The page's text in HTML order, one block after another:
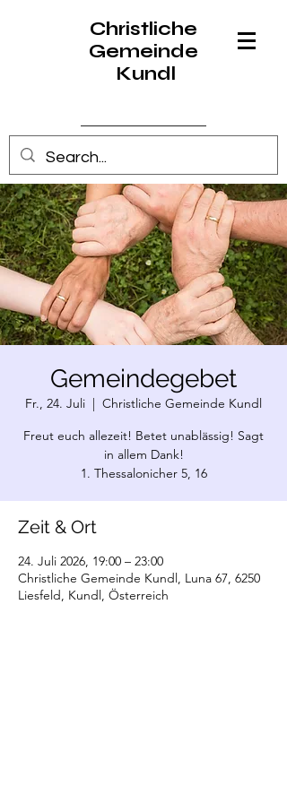
Christliche
Gemeinde
Kundl
Anmelden
Gemeindegebet
Fr., 24. Juli
  |
Christliche Gemeinde Kundl
Freut euch allezeit! Betet unablässig! Sagt
in allem Dank!
1. Thessalonicher 5, 16
Zeit & Ort
24. Juli 2026, 19:00 – 23:00
Christliche Gemeinde Kundl, Luna 67, 6250
Liesfeld, Kundl, Österreich